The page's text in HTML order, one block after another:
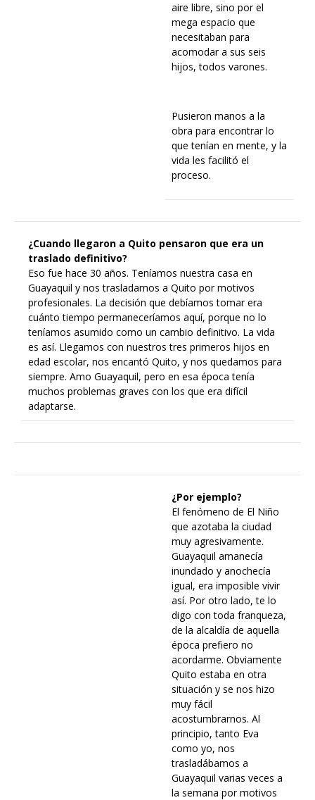
aire libre, sino por el
mega espacio que
necesitaban para
acomodar a sus seis
hijos, todos varones.
Pusieron manos a la
obra para encontrar lo
que tenían en mente, y la
vida les facilitó el
proceso.
¿Cuando llegaron a Quito pensaron que era un
traslado definitivo?
Eso fue hace 30 años. Teníamos nuestra casa en
Guayaquil y nos trasladamos a Quito por motivos
profesionales. La decisión que debíamos tomar era
cuánto tiempo permaneceríamos aquí, porque no lo
teníamos asumido como un cambio definitivo. La vida
es así. Llegamos con nuestros tres primeros hijos en
edad escolar, nos encantó Quito, y nos quedamos para
siempre. Amo Guayaquil, pero en esa época tenía
muchos problemas graves con los que era difícil
adaptarse.
¿Por ejemplo?
El fenómeno de El Niño
que azotaba la ciudad
muy agresivamente.
Guayaquil amanecía
inundado y anochecía
igual, era imposible vivir
así. Por otro lado, te lo
digo con toda franqueza,
de la alcaldía de aquella
época prefiero no
acordarme. Obviamente
Quito estaba en otra
situación y se nos hizo
muy fácil
acostumbrarnos. Al
principio, tanto Eva
como yo, nos
trasladábamos a
Guayaquil varias veces a
la semana por motivos